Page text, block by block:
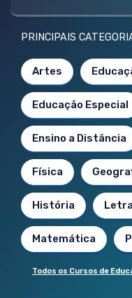
PRINCIPAIS
Artes
Educação Especial
Ensino a Distância
Física
História
Matemática
Todos os Cursos de